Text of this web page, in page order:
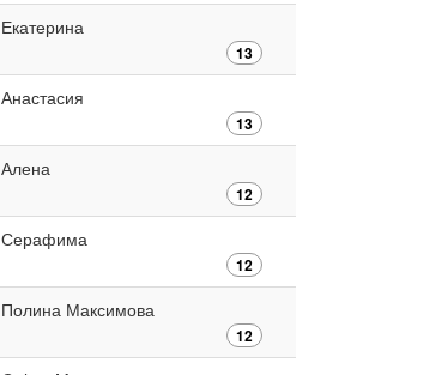
Екатерина
13
Анастасия
13
Алена
12
Серафима
12
Полина Максимова
12